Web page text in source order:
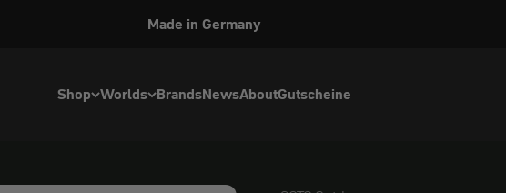
Made in Germany
Shop Worlds BrandsNewsAboutGutscheine